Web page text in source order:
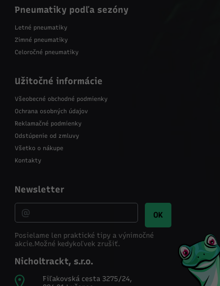
Pneumatiky podľa sezóny
Letné pneumatiky
Zimné pneumatiky
Celoročné pneumatiky
Užitočné informácie
Všeobecné obchodné podmienky
Ochrana osobných údajov
Reklamačné podmienky
Odstúpenie od zmluvy
Všetko o nákupe
Kontakty
Newsletter
OK
Posielame len praktické tipy a výnimočné
akcie.Možné kedykoľvek zrušiť.
Nicholtrackt, s.r.o.
Fiľakovská cesta 3275/24,